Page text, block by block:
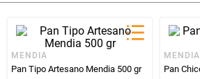
MENDIA
Pan Tipo Artesano Mendia 500 gr
MENDIA
Pan